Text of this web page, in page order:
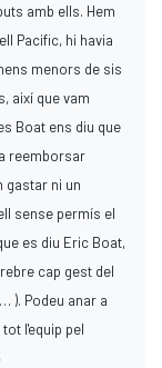
amb ells. Hem
Pacific, hi havia
menors de sis
així que vam
Boat ens diu que
reemborsar
gastar ni un
sense permís el
es diu Eric Boat,
cap gest del
). Podeu anar a
l'equip pel